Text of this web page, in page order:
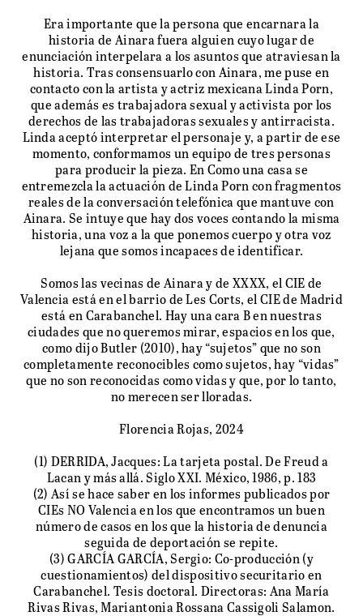
Era importante que la persona que encarnara la
historia de Ainara fuera alguien cuyo lugar de
enunciación interpelara a los asuntos que atraviesan la
historia. Tras consensuarlo con Ainara, me puse en
contacto con la artista y actriz mexicana Linda Porn,
que además es trabajadora sexual y activista por los
derechos de las trabajadoras sexuales y antirracista.
Linda aceptó interpretar el personaje y, a partir de ese
momento, conformamos un equipo de tres personas
para producir la pieza. En Como una casa se
entremezcla la actuación de Linda Porn con fragmentos
reales de la conversación telefónica que mantuve con
Ainara. Se intuye que hay dos voces contando la misma
historia, una voz a la que ponemos cuerpo y otra voz
lejana que somos incapaces de identificar.
Somos las vecinas de Ainara y de XXXX, el CIE de
Valencia está en el barrio de Les Corts, el CIE de Madrid
está en Carabanchel. Hay una cara B en nuestras
ciudades que no queremos mirar, espacios en los que,
como dijo Butler (2010), hay “sujetos” que no son
completamente reconocibles como sujetos, hay “vidas”
que no son reconocidas como vidas y que, por lo tanto,
no merecen ser lloradas.
Florencia Rojas, 2024
(1) DERRIDA, Jacques: La tarjeta postal. De Freud a
Lacan y más allá. Siglo XXI. México, 1986, p. 183
(2) Así se hace saber en los informes publicados por
CIEs NO Valencia en los que encontramos un buen
número de casos en los que la historia de denuncia
seguida de deportación se repite.
(3) GARCÍA GARCÍA, Sergio: Co-producción (y
cuestionamientos) del dispositivo securitario en
Carabanchel. Tesis doctoral. Directoras: Ana María
Rivas Rivas, Mariantonia Rossana Cassigoli Salamon.